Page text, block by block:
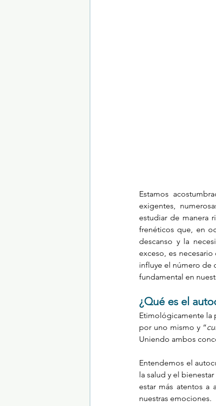
Estamos
exigentes,
estudiar de manera
frenéticos que, en
descanso y la
exceso, es
influye el número de
fundamental en
¿Qué es el
Etimológicamente la
por uno mismo y “
Uniendo ambos
Entendemos el
la salud y el
estar más atentos a
nuestras emociones.